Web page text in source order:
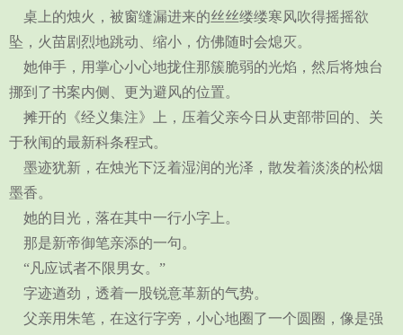
桌上的烛火，被窗缝漏进来的丝丝缕缕寒风吹得摇摇欲
坠，火苗剧烈地跳动、缩小，仿佛随时会熄灭。
她伸手，用掌心小心地拢住那簇脆弱的光焰，然后将烛台
挪到了书案内侧、更为避风的位置。
摊开的《经义集注》上，压着父亲今日从吏部带回的、关
于秋闱的最新科条程式。
墨迹犹新，在烛光下泛着湿润的光泽，散发着淡淡的松烟
墨香。
她的目光，落在其中一行小字上。
那是新帝御笔亲添的一句。
“凡应试者不限男女。”
字迹遒劲，透着一股锐意革新的气势。
父亲用朱笔，在这行字旁，小心地圈了一个圆圈，像是强